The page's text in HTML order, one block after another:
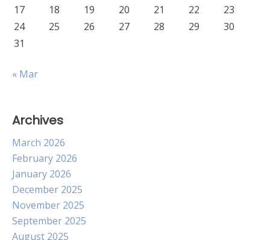
17
18 19 20 21 22
23
24
25 26 27 28 29
30
31
« Mar
Archives
March 2026
February 2026
January 2026
December 2025
November 2025
September 2025
August 2025